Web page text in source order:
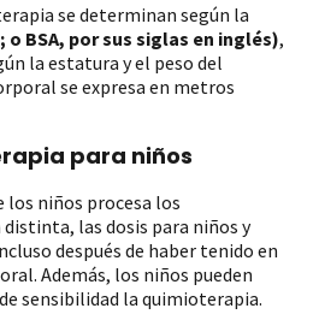
se determinan según la
BSA, por sus siglas en inglés),
la estatura y el peso del
se expresa en metros
para niños
los niños procesa los
las dosis para niños y
después de haber tenido en
Además, los niños pueden
sensibilidad la quimioterapia.